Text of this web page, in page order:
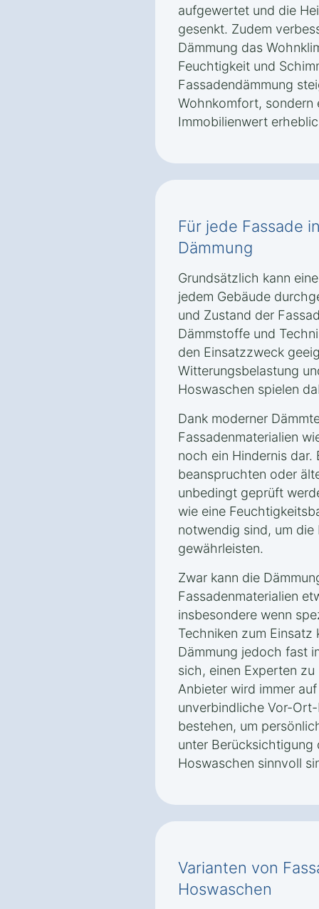
aufgewertet und die
gesenkt. Zudem
Dämmung das
Feuchtigkeit und
Fassadendämmung
Wohnkomfort, sondern
Immobilienwert
Für jede Fassade
Dämmung
Grundsätzlich kann
jedem Gebäude
und Zustand der
Dämmstoffe und
den Einsatzzweck
Witterungsbelastung
Hoswaschen spielen
Dank moderner
Fassadenmaterialien
noch ein Hindernis dar.
beanspruchten oder
unbedingt geprüft
wie eine
notwendig sind, um
gewährleisten.
Zwar kann die
Fassadenmaterialien
insbesondere wenn
Techniken zum
Dämmung jedoch fast
sich, einen Experten
Anbieter wird immer
unverbindliche Vor-
bestehen, um
unter Berücksichtigung
Hoswaschen sinnvoll
Varianten von
Hoswaschen